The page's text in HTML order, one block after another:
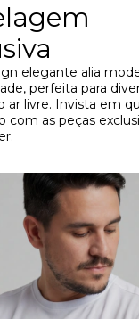
elegante alia
perfeita para
ar livre. Invista em
com as peças